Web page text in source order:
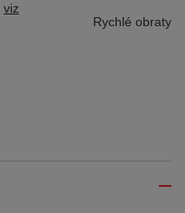
viz
Rychlé obraty